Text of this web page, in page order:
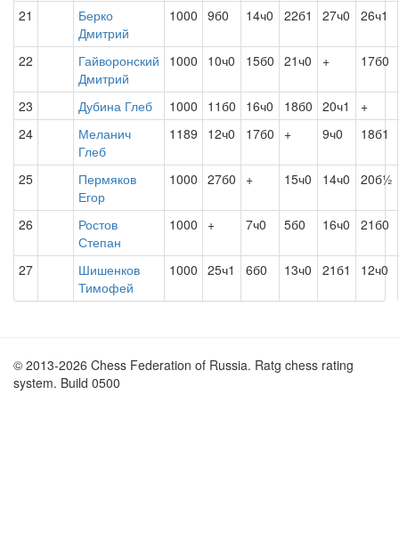
21
Берко
Дмитрий
1000 9б0 14ч0 22б1 27ч0 26ч1
22
Гайворонский
Дмитрий
1000 10ч0 15б0 21ч0 + 17б0
23 Дубина Глеб 1000 11б0 16ч0 18б0 20ч1
+
24
Меланич
Глеб
1189 12ч0 17б0 + 9ч0 18б1
25
Пермяков
Егор
1000 27б0 + 15ч0 14ч0 20б½
26
Ростов
Степан
1000 + 7ч0 5б0 16ч0 21б0
27
Шишенков
Тимофей
1000 25ч1 6б0 13ч0 21б1 12ч0
© 2013-2026 Chess Federation of Russia. Ratg chess rating
system. Build 0500